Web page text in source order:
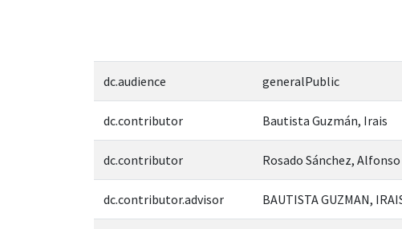
dc.audience generalPublic
dc.contributor Bautista Guzmán, Irais
dc.contributor Rosado Sánchez, Alfonso
dc.contributor.advisor BAUTISTA GUZMAN,